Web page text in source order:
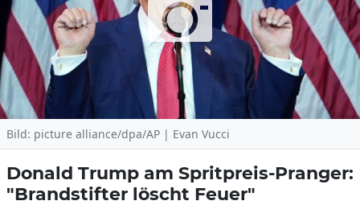
Bild: picture alliance/dpa/AP | Evan Vucci
Donald Trump am Spritpreis-Pranger:
"Brandstifter löscht Feuer"